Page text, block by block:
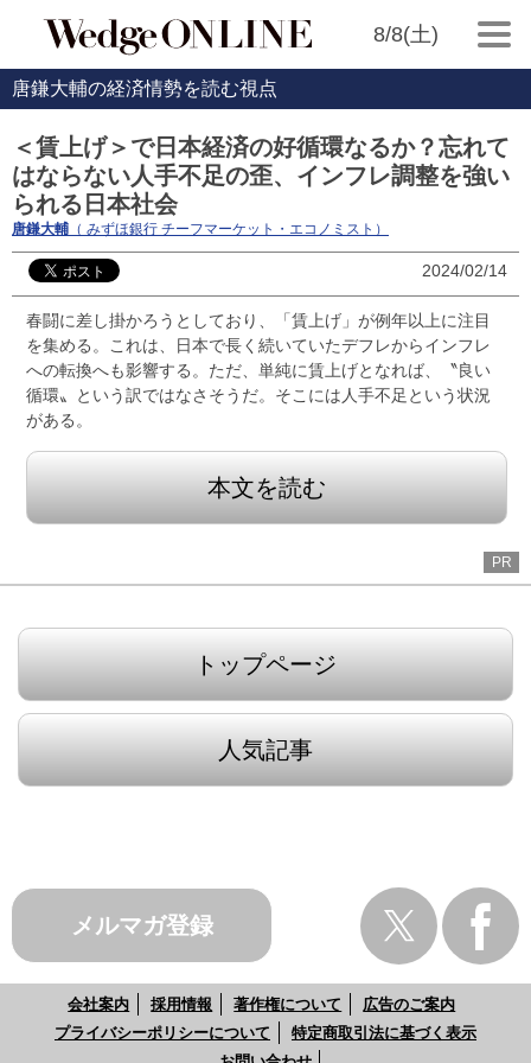
8/8(土)
唐鎌大輔の経済情勢を読む視点
＜賃上げ＞で日本経済の好循環なるか？忘れて
はならない人手不足の歪、インフレ調整を強い
られる日本社会
唐鎌大輔 （ みずほ銀行 チーフマーケット・エコノミスト）
2024/02/14
春闘に差し掛かろうとしており、「賃上げ」が例年以上に注目
を集める。これは、日本で長く続いていたデフレからインフレ
への転換へも影響する。ただ、単純に賃上げとなれば、〝良い
循環〟という訳ではなさそうだ。そこには人手不足という状況
がある。
本文を読む
PR
トップページ
人気記事
メルマガ登録
会社案内 採用情報 著作権について
広告のご案内
プライバシーポリシーについて
特定商取引法に基づく表示